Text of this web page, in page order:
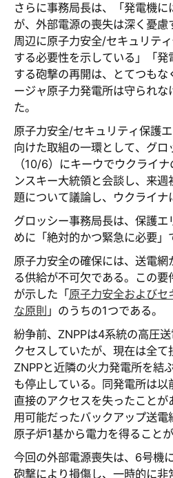
さらに事務局長は、「発電機に
が、外部電源の喪失は深く憂
周辺に原子力安全/セキュリテ
する必要性を示している」「
する砲撃の再開は、とてつもな
ージャ原子力発電所は守られ
た。
原子力安全/セキュリティ保護
向けた取組の一環として、グロ
（10/6）にキーウでウクライ
ンスキー大統領と会談し、来
題について議論し、ウクライナ
グロッシー事務局長は、保護
めに「絶対的かつ緊急に必要」
原子力安全の確保には、送電
る供給が不可欠である。この
が示した「原子力安全およびセ
な原則 」のうちの1つである。
紛争前、ZNPPは4系統の高圧
クセスしていたが、現在は全て
ZNPPと近隣の火力発電所を結
も停止している。同発電所は
直接のアクセスを失ったことが
用可能だったバックアップ送
原子炉1基から電力を得ることが
今回の外部電源喪失は、6号機
砲撃により損傷し、一時的に非